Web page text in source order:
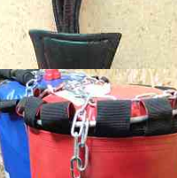
цифры для настенных
Ворошиловский